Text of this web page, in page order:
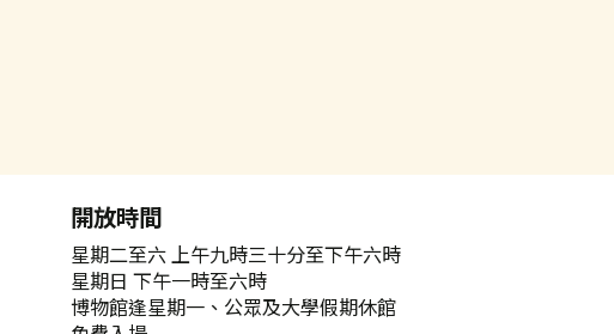
開放時間
星期二至六 上午九時三十分至下午六時
星期日 下午一時至六時
博物館逢星期一、公眾及大學假期休館